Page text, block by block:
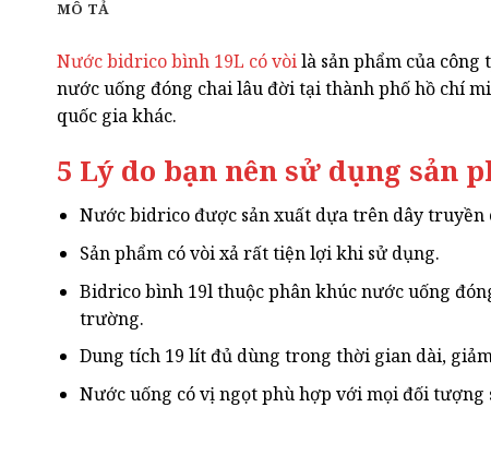
MÔ TẢ
Nước bidrico bình 19L có vòilà sản phẩm của
nước uống đóng chai lâu đời tại thành phố hồ chí
quốc gia khác.
5 Lý do bạn nên sử dụng sản
Nước bidrico được sản xuất dựa trên dây
Sản phẩm có vòi xả rất tiện lợi khi sử dụng.
Bidrico bình 19l thuộc phân khúc nước uống
trường.
Dung tích 19 lít đủ dùng trong thời gian dài,
Nước uống có vị ngọt phù hợp với mọi đối tượng